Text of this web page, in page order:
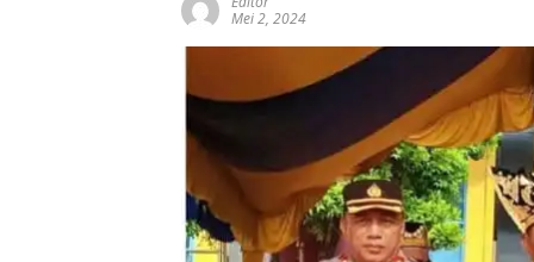
Mei 2, 2024